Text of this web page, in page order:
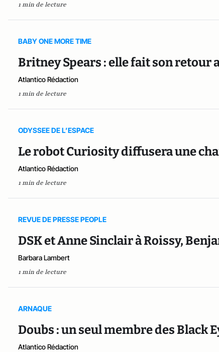
1 min de lecture
BABY ONE MORE TIME
Britney Spears : elle fait son retour
Atlantico Rédaction
1 min de lecture
ODYSSEE DE L’ESPACE
Le robot Curiosity diffusera une
Atlantico Rédaction
1 min de lecture
REVUE DE PRESSE PEOPLE
DSK et Anne Sinclair à Roissy,
Barbara Lambert
1 min de lecture
ARNAQUE
Doubs : un seul membre des Black
Atlantico Rédaction